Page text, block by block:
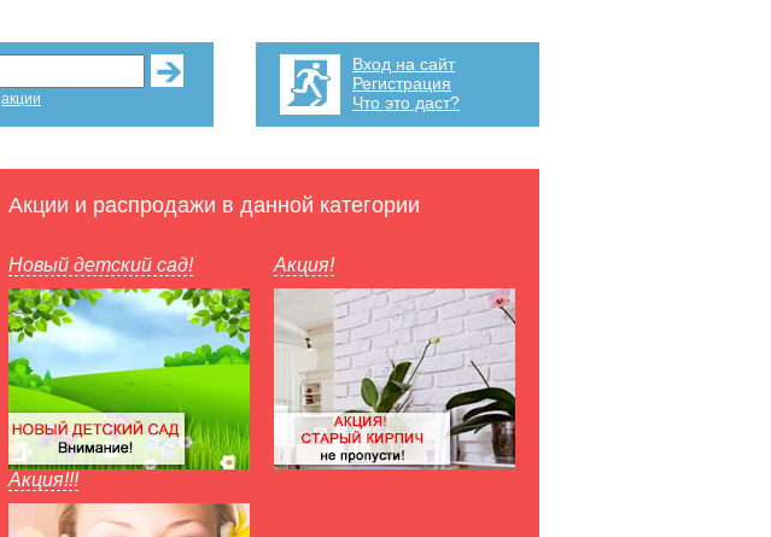
акции
Вход на сайт
Регистрация
Что это даст?
Акции и распродажи в данной категории
Новый детский сад! Акция!
Акция!!!